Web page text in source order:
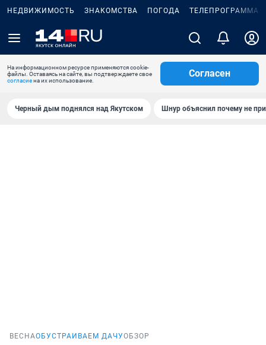
НЕДВИЖИМОСТЬ ЗНАКОМСТВА ПОГОДА ТЕЛЕПРОГРАММА
На информационном ресурсе применяются cookie-
файлы. Оставаясь на сайте, вы подтверждаете свое
согласиена их использование.
Согласен
Черный дым поднялся над Якутском Шнур объяснил почему не
ВЕСНАОБУСТРАИВАЕМ ДАЧУОБЗОР